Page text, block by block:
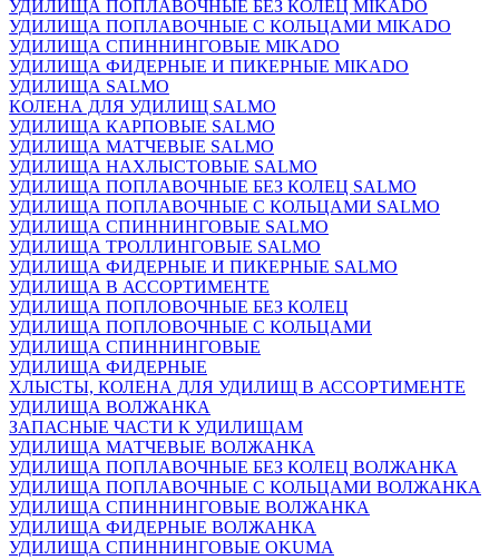
УДИЛИЩА ПОПЛАВОЧНЫЕ БЕЗ КОЛЕЦ MIKADO
УДИЛИЩА ПОПЛАВОЧНЫЕ С КОЛЬЦАМИ MIKADO
УДИЛИЩА СПИННИНГОВЫЕ MIKADO
УДИЛИЩА ФИДЕРНЫЕ И ПИКЕРНЫЕ MIKADO
УДИЛИЩА SALMO
КОЛЕНА ДЛЯ УДИЛИЩ SALMO
УДИЛИЩА КАРПОВЫЕ SALMO
УДИЛИЩА МАТЧЕВЫЕ SALMO
УДИЛИЩА НАХЛЫСТОВЫЕ SALMO
УДИЛИЩА ПОПЛАВОЧНЫЕ БЕЗ КОЛЕЦ SALMO
УДИЛИЩА ПОПЛАВОЧНЫЕ С КОЛЬЦАМИ SALMO
УДИЛИЩА СПИННИНГОВЫЕ SALMO
УДИЛИЩА ТРОЛЛИНГОВЫЕ SALMO
УДИЛИЩА ФИДЕРНЫЕ И ПИКЕРНЫЕ SALMO
УДИЛИЩА В АССОРТИМЕНТЕ
УДИЛИЩА ПОПЛОВОЧНЫЕ БЕЗ КОЛЕЦ
УДИЛИЩА ПОПЛОВОЧНЫЕ С КОЛЬЦАМИ
УДИЛИЩА СПИННИНГОВЫЕ
УДИЛИЩА ФИДЕРНЫЕ
ХЛЫСТЫ, КОЛЕНА ДЛЯ УДИЛИЩ В АССОРТИМЕНТЕ
УДИЛИЩА ВОЛЖАНКА
ЗАПАСНЫЕ ЧАСТИ К УДИЛИЩАМ
УДИЛИЩА МАТЧЕВЫЕ ВОЛЖАНКА
УДИЛИЩА ПОПЛАВОЧНЫЕ БЕЗ КОЛЕЦ ВОЛЖАНКА
УДИЛИЩА ПОПЛАВОЧНЫЕ С КОЛЬЦАМИ ВОЛЖАНКА
УДИЛИЩА СПИННИНГОВЫЕ ВОЛЖАНКА
УДИЛИЩА ФИДЕРНЫЕ ВОЛЖАНКА
УДИЛИЩА СПИННИНГОВЫЕ OKUMA